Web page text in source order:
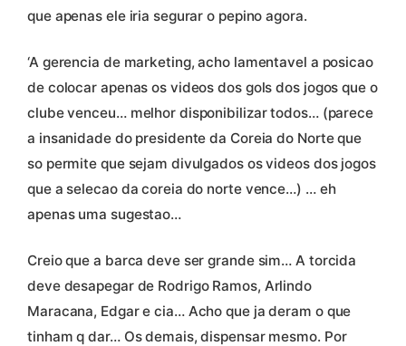
que apenas ele iria segurar o pepino agora.
‘A gerencia de marketing, acho lamentavel a posicao
de colocar apenas os videos dos gols dos jogos que o
clube venceu… melhor disponibilizar todos… (parece
a insanidade do presidente da Coreia do Norte que
so permite que sejam divulgados os videos dos jogos
que a selecao da coreia do norte vence…) … eh
apenas uma sugestao…
Creio que a barca deve ser grande sim… A torcida
deve desapegar de Rodrigo Ramos, Arlindo
Maracana, Edgar e cia… Acho que ja deram o que
tinham q dar… Os demais, dispensar mesmo. Por